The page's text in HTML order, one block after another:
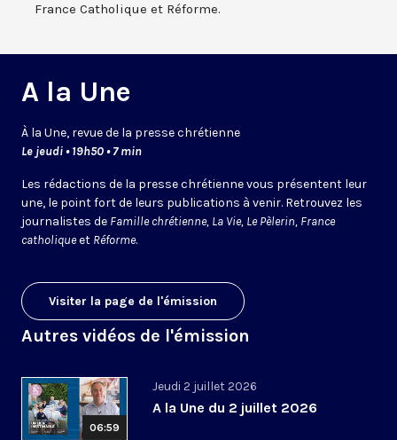
France Catholique et Réforme.
A la Une
À la Une, revue de la presse chrétienne
Le jeudi • 19h50 • 7 min
Les rédactions de la presse chrétienne vous présentent leur
une, le point fort de leurs publications à venir. Retrouvez les
journalistes de Famille chrétienne, La Vie, Le Pèlerin, France
catholiqueet Réforme.
Visiter la page de l'émission
Autres vidéos de l'émission
06:59
Jeudi 2 juillet 2026
A la Une du 2 juillet 2026